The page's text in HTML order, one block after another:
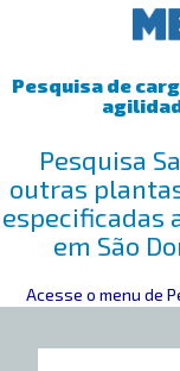
Pesquisa de
Pesquisa
outras
especificadas
em São
Mentoring>
Acesse o menu de